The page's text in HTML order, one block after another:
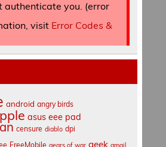
authenticate you. (error
visit Error Codes &
android angry birds
asus eee pad
censure diablo dpi
FreeMobile gears of war geek gmail